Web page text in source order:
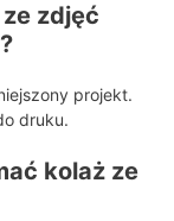
zdjęć
projekt.
druku.
kolaż ze